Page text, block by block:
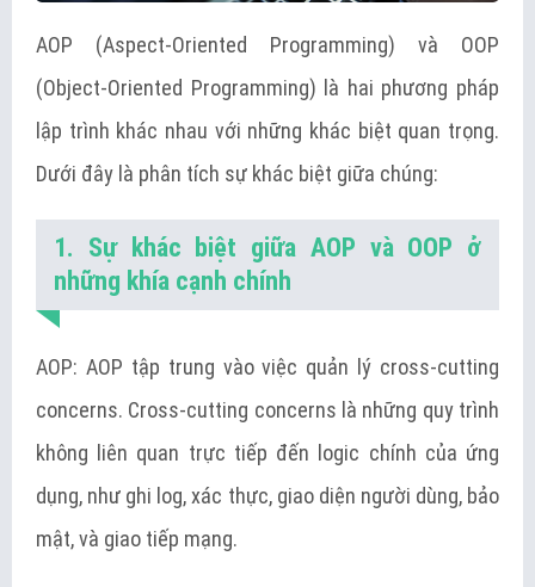
AOP (Aspect-Oriented Programming) và OOP
(Object-Oriented Programming) là hai phương pháp
lập trình khác nhau với những khác biệt quan trọng.
Dưới đây là phân tích sự khác biệt giữa chúng:
1. Sự khác biệt giữa AOP và OOP ở
những khía cạnh chính
AOP: AOP tập trung vào việc quản lý cross-cutting
concerns. Cross-cutting concerns là những quy trình
không liên quan trực tiếp đến logic chính của ứng
dụng, như ghi log, xác thực, giao diện người dùng, bảo
mật, và giao tiếp mạng.